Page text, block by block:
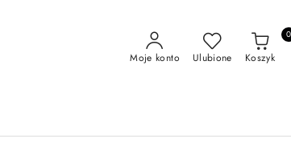
Moje konto Ulubione Koszyk
0